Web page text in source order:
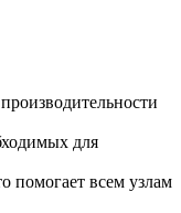
для
помогает всем узлам